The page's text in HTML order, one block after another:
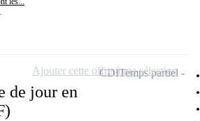
de jour en
CDITemps partiel
Ajouter cette offre à ma sélection